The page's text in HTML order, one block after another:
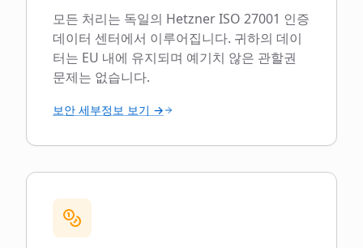
모든 처리는 독일의 Hetzner ISO 27001 인증
데이터 센터에서 이루어집니다. 귀하의 데이
터는 EU 내에 유지되며 예기치 않은 관할권
문제는 없습니다.
보안 세부정보 보기 →